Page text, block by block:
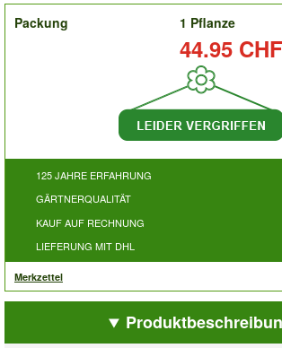
order
Packung
1 Pflanze
44.95 CHF
125 JAHRE ERFAHRUNG
GÄRTNERQUALITÄT
KAUF AUF RECHNUNG
LIEFERUNG MIT DHL
Merkzettel